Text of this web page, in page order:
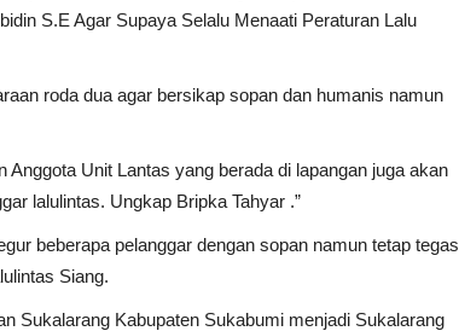
S.E Agar Supaya Selalu Menaati Peraturan Lalu
roda dua agar bersikap sopan dan humanis namun
Unit Lantas yang berada di lapangan juga akan
lalulintas. Ungkap Bripka Tahyar .”
beberapa pelanggar dengan sopan namun tetap tegas
Siang.
Sukalarang Kabupaten Sukabumi menjadi Sukalarang